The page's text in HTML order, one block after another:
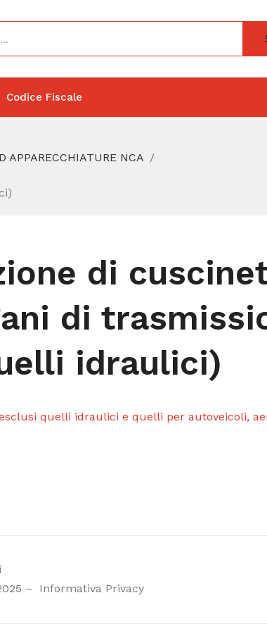
Codice Fiscale
APPARECCHIATURE NCA
di
di
idraulici)
quelli idraulici e quelli per autoveicoli,
– Informativa Privacy